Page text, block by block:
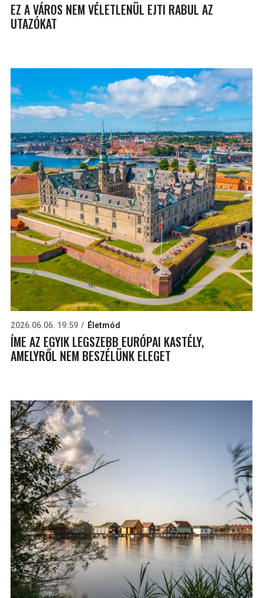
EZ A VÁROS NEM VÉLETLENÜL EJTI RABUL AZ
UTAZÓKAT
2026.06.06. 19:59 Életmód
ÍME AZ EGYIK LEGSZEBB EURÓPAI KASTÉLY,
AMELYRŐL NEM BESZÉLÜNK ELEGET